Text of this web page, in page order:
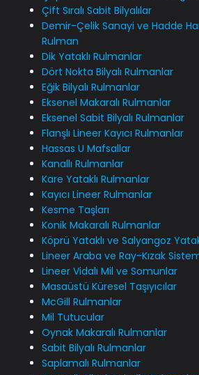
Çift Sıralı Sabit Bilyalılar
Demir-Çelik Sanayi ve Hadde
Rulman
Dik Yataklı Rulmanlar
Dört Nokta Bilyalı Rulmanlar
Eğik Bilyalı Rulmanlar
Eksenel Makaralı Rulmanlar
Eksenel Sabit Bilyalı Rulmanlar
Flanşlı Lineer Kayıcı Rulmanlar
Hassas U Mafsallar
Kanallı Rulmanlar
Kare Yataklı Rulmanlar
Kayıcı Lineer Rulmanlar
Kesme Taşları
Konik Makaralı Rulmanlar
Köprü Yataklı ve Salyangoz
Lineer Araba ve Ray-Kızak
Lineer Vidalı Mil ve Somunlar
Masaüstü Küresel Taşıyıcılar
McGill Rulmanlar
Mil Tutucular
Oynak Makaralı Rulmanlar
Sabit Bilyalı Rulmanlar
Saplamalı Rulmanlar